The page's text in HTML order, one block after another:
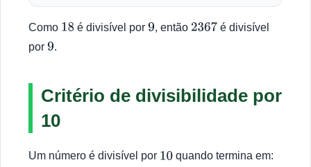
Como 18 é divisível por9, então 2367 é divisível
por 9.
Critério de divisibilidade por
10
Um número é divisível por 10 quando termina em: